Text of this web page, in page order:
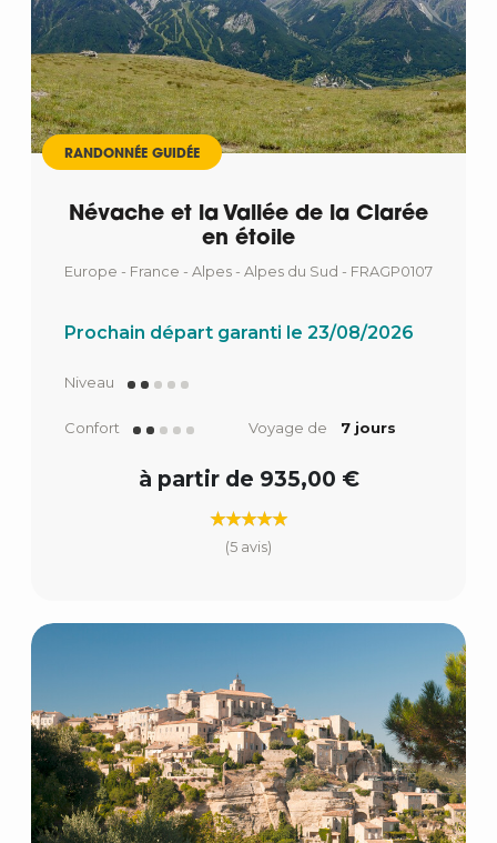
RANDONNÉE GUIDÉE
Névache et la Vallée de la Clarée
en étoile
Europe - France - Alpes - Alpes du Sud - FRAGP0107
Prochain départ garanti le 23/08/2026
Niveau
Confort Voyage de 7 jours
à partir de 935,00 €
(5 avis)